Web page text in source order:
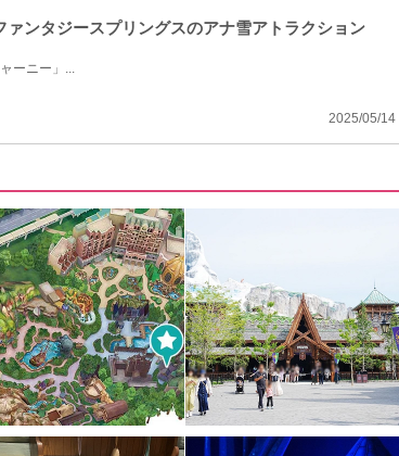
ンタジースプリングスのアナ雪アトラクション
ーニー」...
2025/05/14